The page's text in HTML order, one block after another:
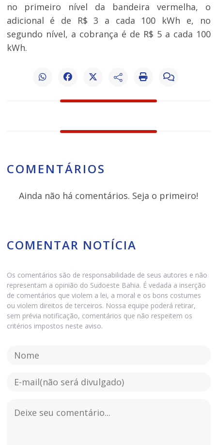
no primeiro nível da bandeira vermelha, o
adicional é de R$ 3 a cada 100 kWh e, no
segundo nível, a cobrança é de R$ 5 a cada 100
kWh.
COMENTÁRIOS
Ainda não há comentários. Seja o primeiro!
COMENTAR NOTÍCIA
Os comentários são de responsabilidade de seus autores e não
representam a opinião do Sudoeste Bahia. É vedada a inserção
de comentários que violem a lei, a moral e os bons costumes
ou violem direitos de terceiros. Nossa equipe poderá retirar,
sem prévia notificação, comentários que não respeitem os
critérios impostos neste aviso.